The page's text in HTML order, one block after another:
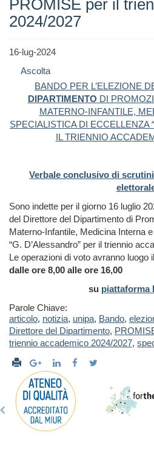
PROMISE per il
2024/2027
16-lug-2024
Ascolta
BANDO PER L’ELEZIONE
DIPARTIMENTO DI
MATERNO-INFANTILE,
SPECIALISTICA DI ECCELLENZA
IL TRIENNIO
Verbale conclusivo di
Sono indette per il giorno 16 luglio
del Direttore del Dipartimento di
Materno-Infantile, Medicina Interna
“G. D’Alessandro” per il triennio
Le operazioni di voto avranno luogo
dalle ore 8,00 alle ore 16,00
su piattaforma
Parole Chiave:
articolo, notizia, unipa, Bando,
Direttore del Dipartimento,
triennio accademico 2024/2027,